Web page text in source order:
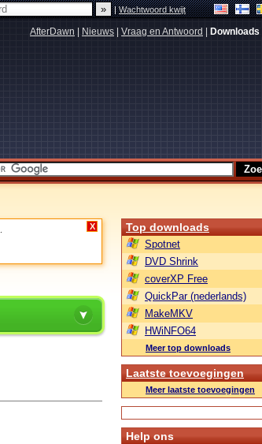
|Wachtwoord kwijt
AfterDawn Nieuws Vraag en Antwoord Downloads
X Top downloads
Spotnet
DVD Shrink
coverXP Free
QuickPar (nederlands)
MakeMKV
HWiNFO64
Meer top downloads
Laatste toevoegingen
Meer laatste toevoegingen
Help ons